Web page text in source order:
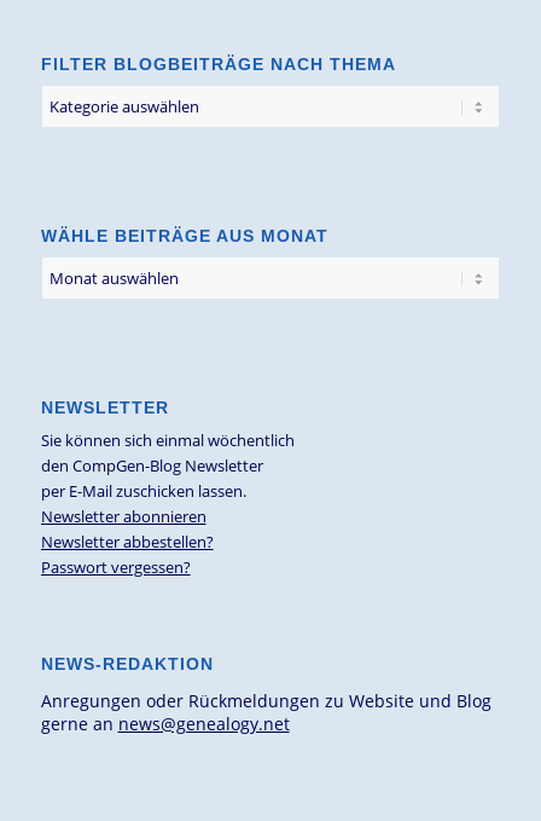
FILTER BLOGBEITRÄGE NACH THEMA
Blogbeiträge
WÄHLE BEITRÄGE AUS MONAT
NEWSLETTER
Sie können sich einmal wöchentlich
den CompGen-Blog Newsletter
per E-Mail zuschicken lassen.
Newsletter abonnieren
Newsletter abbestellen?
Passwort vergessen?
NEWS-REDAKTION
Anregungen oder Rückmeldungen zu Website und Blog
gerne an news@genealogy.net